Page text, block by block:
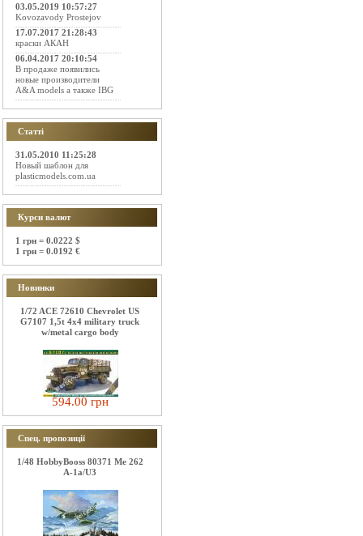
03.05.2019 10:57:27
Kovozavody Prostejov
17.07.2017 21:28:43
краски АКАН
06.04.2017 20:10:54
В продаже появились
новые производители
A&A models а также IBG
Статті
31.05.2010 11:25:28
Новый шаблон для
plasticmodels.com.ua
Курси валют
1 грн = 0.0222 $
1 грн = 0.0192 €
Новинки
1/72 ACE 72610 Chevrolet US
G7107 1,5t 4x4 military truck
w/metal cargo body
594.00 грн
Спец. пропозиції
1/48 HobbyBooss 80371 Me 262
A-1a/U3